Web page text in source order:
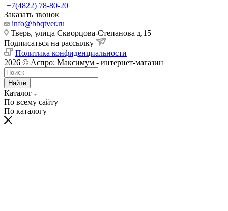
+7(4822) 78-80-20
Заказать звонок
info@bbqtver.ru
Тверь, улица Скворцова-Степанова д.15
Подписаться на рассылку
Политика конфиденциальности
2026 © Аспро: Максимум - интернет-магазин
Найти
Каталог
По всему сайту
По каталогу